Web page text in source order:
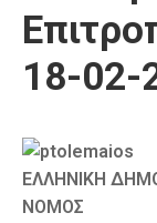
Καιρός
18-02-
ΕΛΛΗΝΙΚΗ
ΝΟΜΟΣ